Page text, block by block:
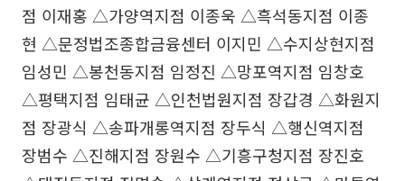
점 이재홍 △가양역지점 이종욱 △흑석동지점 이종
현 △문정법조종합금융센터 이지민 △수지상현지점
임성민 △봉천동지점 임정진 △망포역지점 임창호
△평택지점 임태균 △인천법원지점 장갑경 △화원지
점 장광식 △송파개롱역지점 장두식 △행신역지점
장범수 △진해지점 장원수 △기흥구청지점 장진호